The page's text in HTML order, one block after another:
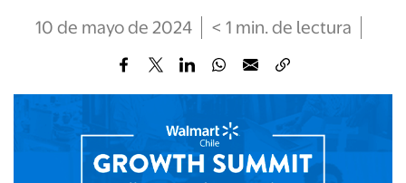
10 de mayo de 2024 < 1 min. de lectura